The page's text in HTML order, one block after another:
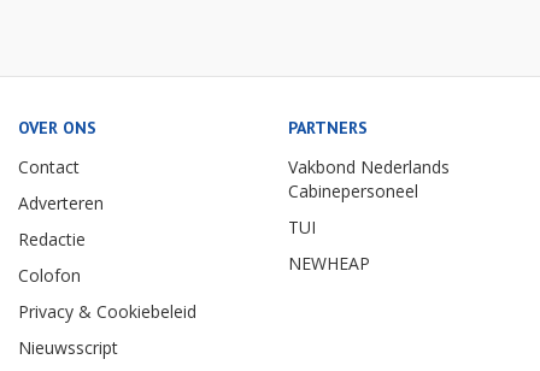
OVER ONS
Contact
Adverteren
Redactie
Colofon
Privacy & Cookiebeleid
Nieuwsscript
PARTNERS
Vakbond Nederlands
Cabinepersoneel
TUI
NEWHEAP